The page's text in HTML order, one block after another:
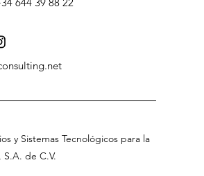
España
644 39 88 22